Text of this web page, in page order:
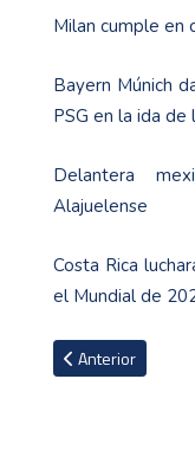
Milan cumple en
Bayern Múnich
PSG en la ida
Delantera
Alajuelense
Costa Rica
el Mundial de
Artículo anterior:
Anterior